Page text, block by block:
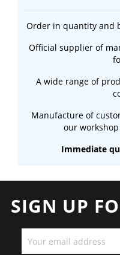
Order in quantity and
Official supplier of
A wide range of
Manufacture of
our
Immediate
SIGN UP